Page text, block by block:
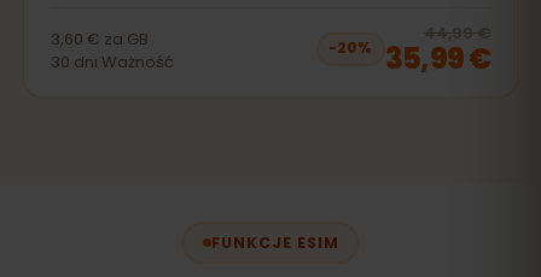
3,60 € za GB
30 dni Ważność
−20%
44,99 €
35,99 €
FUNKCJE ESIM